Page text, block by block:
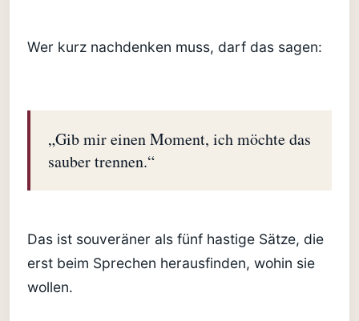
Wer kurz nachdenken muss, darf das sagen:
„Gib mir einen Moment, ich möchte das
sauber trennen.“
Das ist souveräner als fünf hastige Sätze, die
erst beim Sprechen herausfinden, wohin sie
wollen.